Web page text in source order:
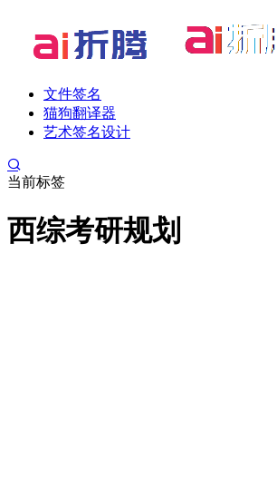
文件签名
猫狗翻译器
艺术签名设计
当前标签
西综考研规划